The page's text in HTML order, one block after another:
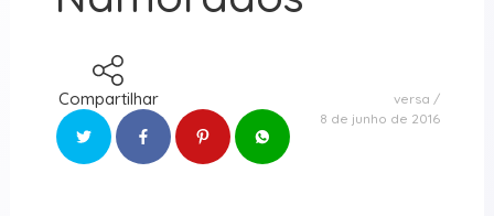
Compartilhar
versa
8 de junho de 2016